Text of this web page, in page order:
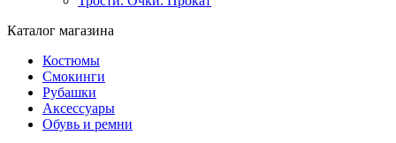
Каталог магазина
Костюмы
Смокинги
Рубашки
Аксессуары
Обувь и ремни